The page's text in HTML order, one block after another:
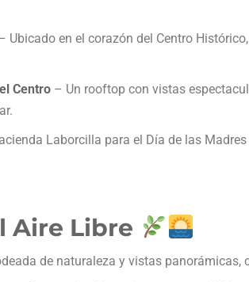
Ubicado en el corazón del Centro
Centro – Un rooftop con vistas
Aire Libre
de naturaleza y vistas panorámicas,